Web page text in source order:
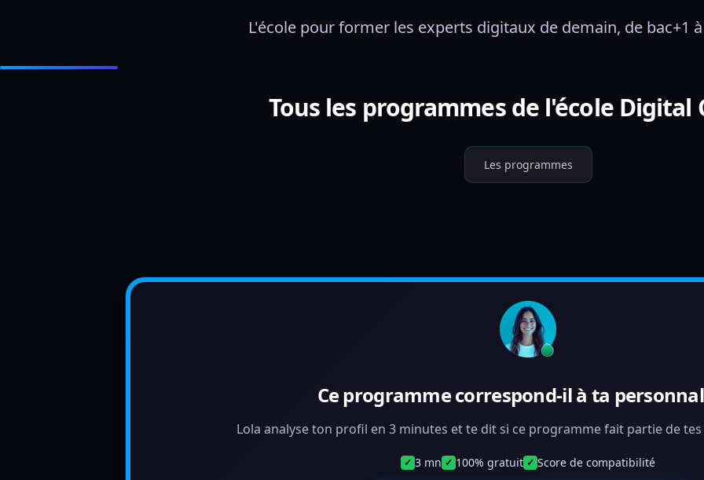
L'école pour former les experts digitaux de demain, de bac+1 à
Tous les programmes de l'école Digital
Les programmes
Ce programme correspond-il à ta
Lola analyse ton profil en 3 minutes et te dit si ce programme fait partie de tes
✓ 3 mn ✓ 100% gratuit ✓ Score de compatibilité